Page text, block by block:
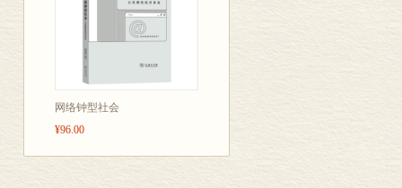
网络钟型社会
¥96.00